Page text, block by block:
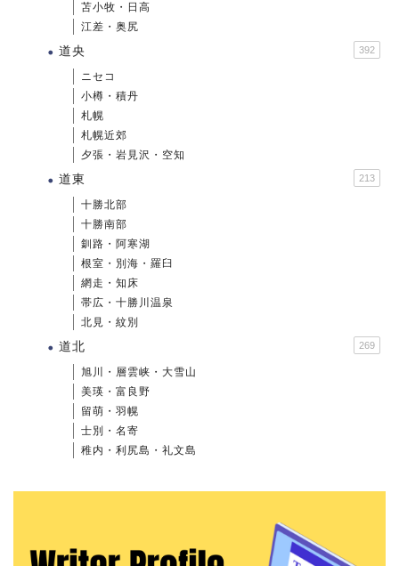
苫小牧・日高
江差・奥尻
道央 392
ニセコ
小樽・積丹
札幌
札幌近郊
夕張・岩見沢・空知
道東 213
十勝北部
十勝南部
釧路・阿寒湖
根室・別海・羅臼
網走・知床
帯広・十勝川温泉
北見・紋別
道北 269
旭川・層雲峡・大雪山
美瑛・富良野
留萌・羽幌
士別・名寄
稚内・利尻島・礼文島